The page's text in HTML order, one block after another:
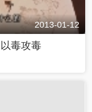
2013-01-12
毒攻毒